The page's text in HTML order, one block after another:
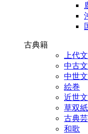
古典籍
上代
中古
中世
絵巻
近世
草双紙
古典
和歌